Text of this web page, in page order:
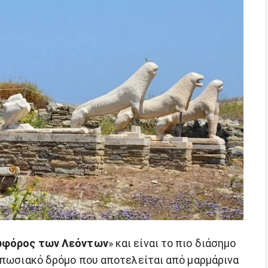
των Λεόντων» και είναι το πιο διάσημο
δρόμο που αποτελείται από μαρμάρινα